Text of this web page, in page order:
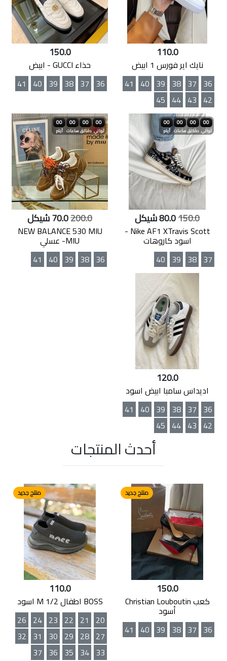
110.0
نايك اير فورس 1 ابيض
36
37
38
39
40
41
42
43
44
45
150.0
حذاء GUCCI - ابيض
36
37
38
39
40
41
00
أيام
00
ساعات
00
دقائق
00
ثواني
150.0
Nike AF1 XTravis Scott -
اسود كاروهات
37
38
39
40
00
أيام
00
ساعات
00
دقائق
00
ثواني
200.0
NEW BALANCE 530 MIU
MIU- عسلي
36
38
39
40
41
120.0
اديداس سامبا ابيض اسود
36
37
38
39
40
41
42
43
44
45
أحدث المنتجات
منتج جديد
150.0
كعب Christian Louboutin
أسود
36
37
38
39
40
41
منتج جديد
110.0
BOSS اطفال M 1/2 اسود
20
21
22
23
24
26
27
28
29
30
31
32
33
34
35
36
37